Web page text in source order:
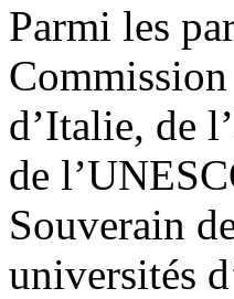
Parmi les
d’Italie, de
de
Souverain
universités